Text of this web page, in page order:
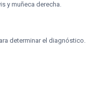
y muñeca derecha.
determinar el diagnóstico.